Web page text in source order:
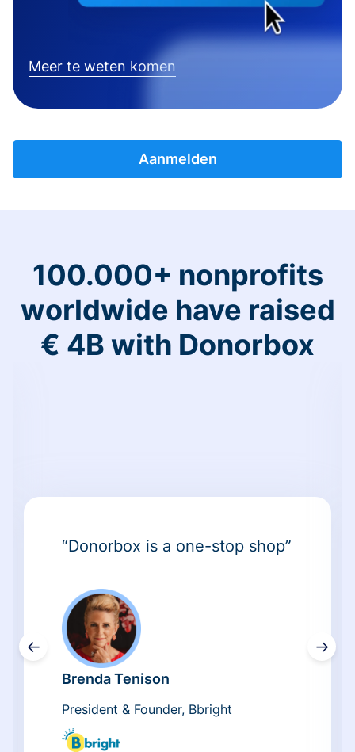
Meer te weten komen
Aanmelden
100.000+ nonprofits
worldwide have raised
€ 4B with Donorbox
←
“Donorbox is a one-stop shop”
Brenda Tenison
President & Founder, Bbright
→